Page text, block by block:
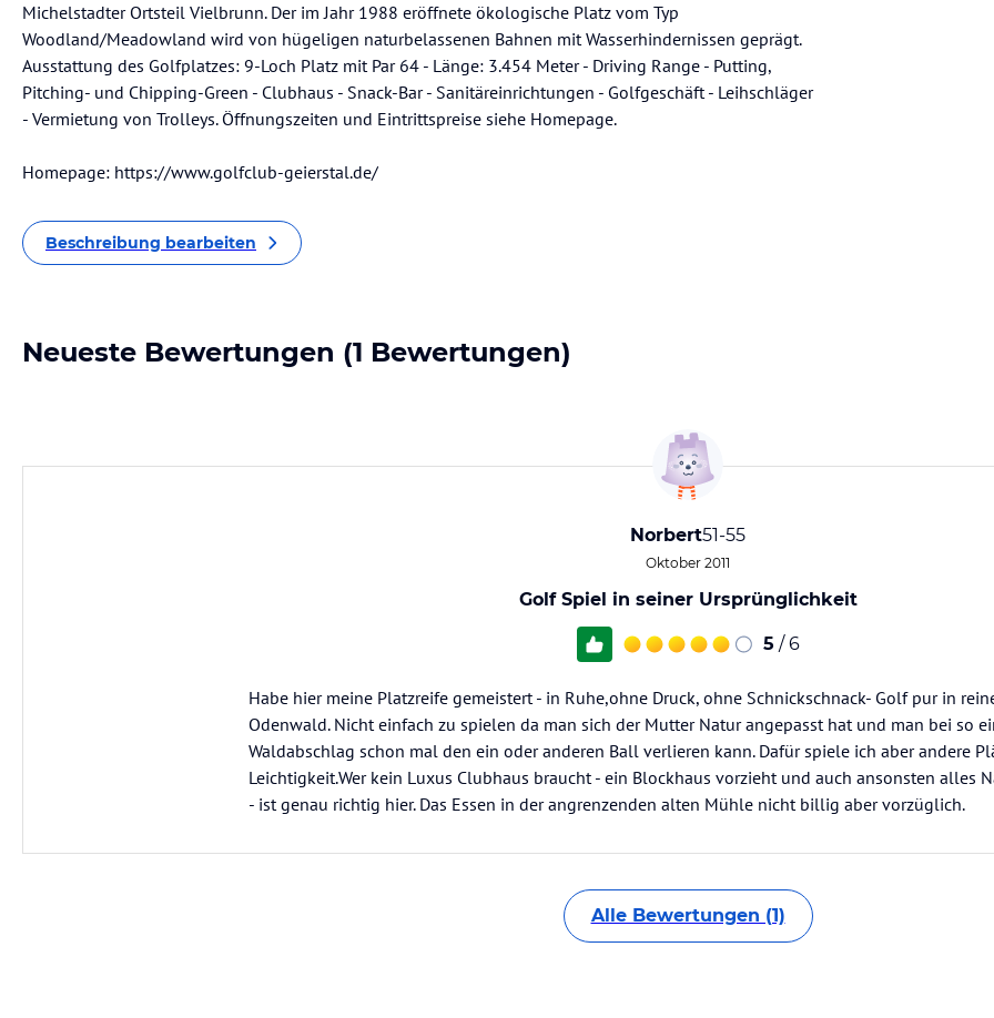
Michelstadter Ortsteil Vielbrunn. Der im Jahr 1988 eröffnete ökologische Platz vom Typ
Woodland/Meadowland wird von hügeligen naturbelassenen Bahnen mit Wasserhindernissen geprägt.
Ausstattung des Golfplatzes: 9-Loch Platz mit Par 64 - Länge: 3.454 Meter - Driving Range - Putting,
Pitching- und Chipping-Green - Clubhaus - Snack-Bar - Sanitäreinrichtungen - Golfgeschäft - Leihschläger
- Vermietung von Trolleys. Öffnungszeiten und Eintrittspreise siehe Homepage.
Homepage: https://www.golfclub-geierstal.de/
Beschreibung bearbeiten
Neueste Bewertungen (1 Bewertungen)
Norbert51-55
Oktober 2011
Golf Spiel in seiner Ursprünglichkeit
5 / 6
Habe hier meine Platzreife gemeistert - in Ruhe,ohne Druck, ohne Schnickschnack- Golf pur in
Odenwald. Nicht einfach zu spielen da man sich der Mutter Natur angepasst hat und man bei so
Waldabschlag schon mal den ein oder anderen Ball verlieren kann. Dafür spiele ich aber andere
Leichtigkeit.Wer kein Luxus Clubhaus braucht - ein Blockhaus vorzieht und auch ansonsten alles
- ist genau richtig hier. Das Essen in der angrenzenden alten Mühle nicht billig aber vorzüglich.
Alle Bewertungen (1)